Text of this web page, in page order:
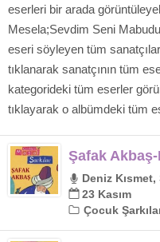
eserleri bir arada
Mesela;Sevdim Seni
eseri söyleyen tüm
tıklanarak sanatçının tüm
kategorideki tüm eserler
tıklayarak o albümdeki tüm
Şafak
Deniz
23 Kasım
Çocuk